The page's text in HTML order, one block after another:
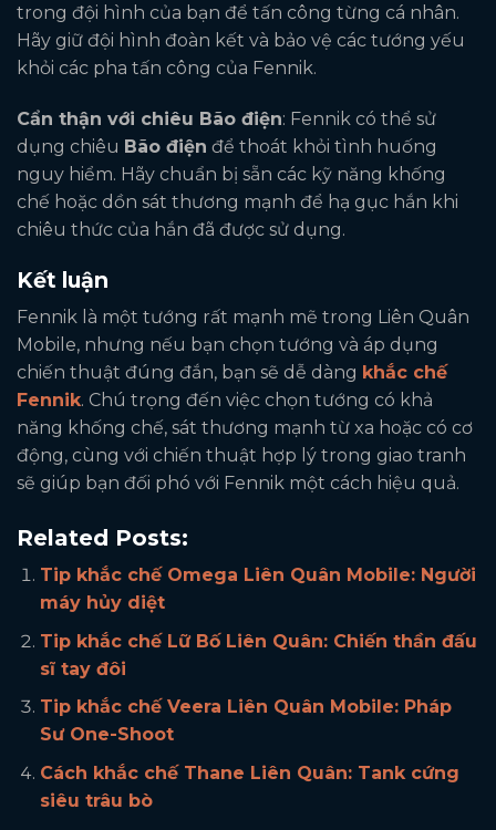
trong đội hình của bạn để tấn công từng cá nhân.
Hãy giữ đội hình đoàn kết và bảo vệ các tướng yếu
khỏi các pha tấn công của Fennik.
Cẩn thận với chiêu Bão điện: Fennik có thể sử
dụng chiêu Bão điện để thoát khỏi tình huống
nguy hiểm. Hãy chuẩn bị sẵn các kỹ năng khống
chế hoặc dồn sát thương mạnh để hạ gục hắn khi
chiêu thức của hắn đã được sử dụng.
Kết luận
Fennik là một tướng rất mạnh mẽ trong Liên Quân
Mobile, nhưng nếu bạn chọn tướng và áp dụng
chiến thuật đúng đắn, bạn sẽ dễ dàng khắc chế
Fennik. Chú trọng đến việc chọn tướng có khả
năng khống chế, sát thương mạnh từ xa hoặc có cơ
động, cùng với chiến thuật hợp lý trong giao tranh
sẽ giúp bạn đối phó với Fennik một cách hiệu quả.
Related Posts:
Tip khắc chế Omega Liên Quân Mobile: Người
máy hủy diệt
Tip khắc chế Lữ Bố Liên Quân: Chiến thần đấu
sĩ tay đôi
Tip khắc chế Veera Liên Quân Mobile: Pháp
Sư One-Shoot
Cách khắc chế Thane Liên Quân: Tank cứng
siêu trâu bò